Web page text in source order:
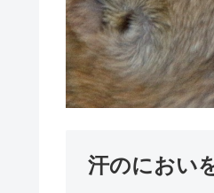
汗のにおい